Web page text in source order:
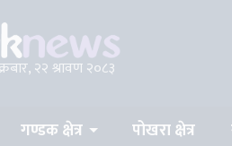
२२ श्रावण २०८३
गण्डक क्षेत्र पोखरा क्षेत्र